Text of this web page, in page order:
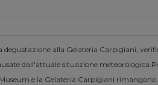
alla Gelateria Carpigiani,
dall'attuale situazione
e la Gelateria Carpigiani rimangono